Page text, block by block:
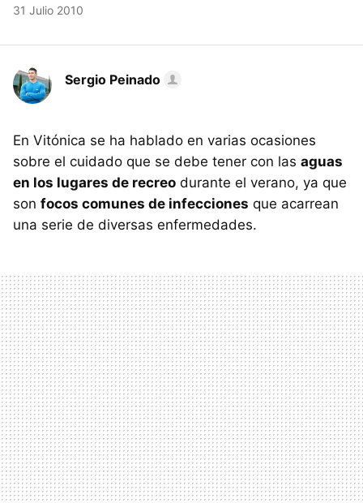
31 Julio 2010
Sergio Peinado
En Vitónica se ha hablado en varias ocasiones
sobre el cuidado que se debe tener con las aguas
en los lugares de recreo durante el verano, ya que
son focos comunes de infecciones que acarrean
una serie de diversas enfermedades.